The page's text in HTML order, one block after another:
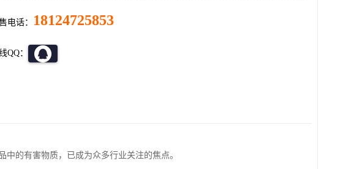
电话： 18124725853
QQ：
的有害物质，已成为众多行业关注的焦点。